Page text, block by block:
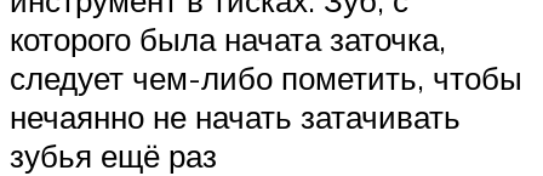
которого была начата заточка,
следует чем-либо пометить, чтобы
нечаянно не начать затачивать
зубья ещё раз